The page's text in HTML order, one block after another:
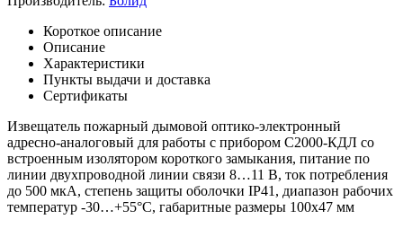
Короткое описание
Описание
Характеристики
Пункты выдачи и доставка
Сертификаты
Извещатель пожарный дымовой оптико-электронный
адресно-аналоговый для работы с прибором С2000-КДЛ со
встроенным изолятором короткого замыкания, питание по
линии двухпроводной линии связи 8…11 В, ток потребления
до 500 мкА, степень защиты оболочки IP41, диапазон рабочих
температур -30…+55°C, габаритные размеры 100х47 мм